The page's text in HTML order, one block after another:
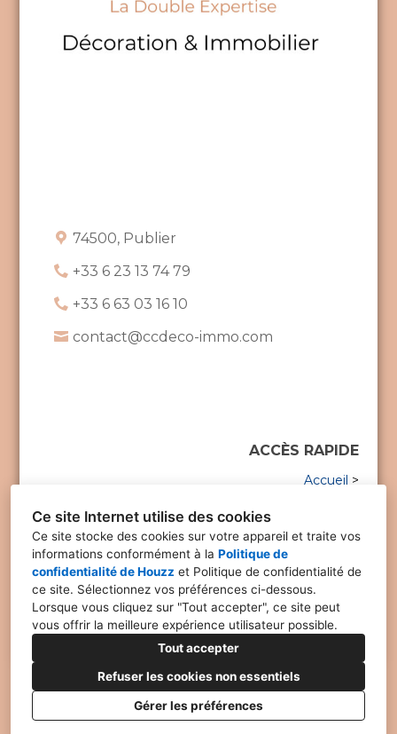
Ce site Internet utilise des cookies
Ce site stocke des cookies sur votre appareil et traite vos
informations conformément à la Politique de
confidentialité de Houzz et Politique de confidentialité de
ce site. Sélectionnez vos préférences ci-dessous.
Lorsque vous cliquez sur "Tout accepter", ce site peut
vous offrir la meilleure expérience utilisateur possible.
Tout accepter
Refuser les cookies non essentiels
Gérer les préférences
74500, Publier
+33 6 23 13 74 79
+33 6 63 03 16 10
contact@ccdeco-immo.com
ACCÈS RAPIDE
Accueil >
Home Staging>
Réalisations
>
Coordonnées>
Politique de Confidentialité Paramétrage des cookies